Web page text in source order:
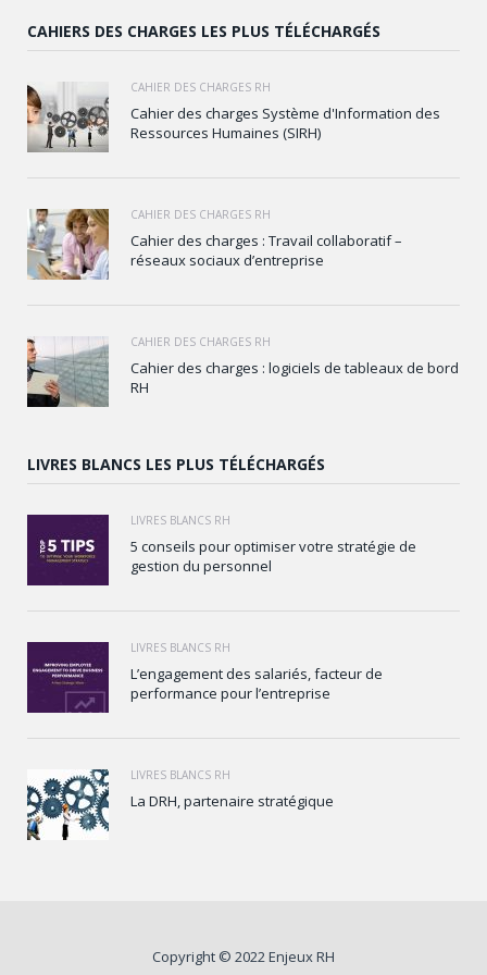
CAHIERS DES CHARGES LES PLUS TÉLÉCHARGÉS
CAHIER DES CHARGES RH
Cahier des charges Système d'Information des
Ressources Humaines (SIRH)
CAHIER DES CHARGES RH
Cahier des charges : Travail collaboratif –
réseaux sociaux d’entreprise
CAHIER DES CHARGES RH
Cahier des charges : logiciels de tableaux de bord
RH
LIVRES BLANCS LES PLUS TÉLÉCHARGÉS
LIVRES BLANCS RH
5 conseils pour optimiser votre stratégie de
gestion du personnel
LIVRES BLANCS RH
L’engagement des salariés, facteur de
performance pour l’entreprise
LIVRES BLANCS RH
La DRH, partenaire stratégique
Copyright © 2022 Enjeux RH